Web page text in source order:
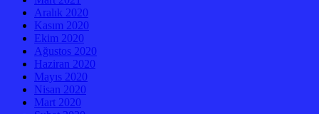
Aralık 2020
Kasım 2020
Ekim 2020
Ağustos 2020
Haziran 2020
Mayıs 2020
Nisan 2020
Mart 2020